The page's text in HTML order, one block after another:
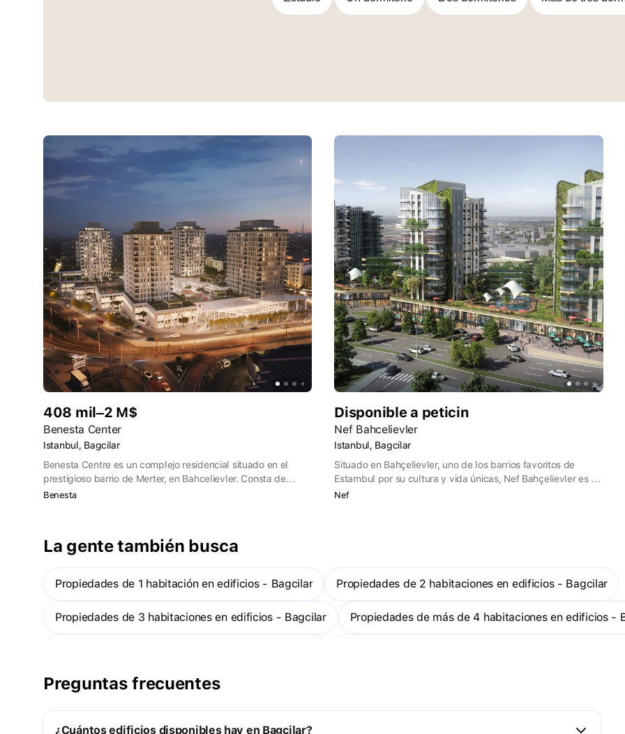
408 mil–2 M$
Benesta Center
Istanbul, Bagcilar
Benesta Centre es un complejo residencial situado en el
prestigioso barrio de Merter, en Bahcelievler. Consta de
cuatro bloques con nombres de capitales mundiales:
seguridad de los residentes también es una prioridad: el
proyecto han trabajado destacados arquitectos
internacionales, lo que ha garantizado su reconocimiento no
sólo en Turquía, sino también en Europa.
Benesta
Disponible a peticin
Nef Bahcelievler
Istanbul, Bagcilar
Situado en Bahçelievler, uno de los barrios favoritos de
Estambul por su cultura y vida únicas, Nef Bahçelievler es el
sello de SPDO Architects, uno de los mejores estudios de
Nef
La gente también busca
Propiedades de 1 habitación en edificios - Bagcilar Propiedades de 2 habitaciones en edificios - Bagcilar
Propiedades de 3 habitaciones en edificios - Bagcilar Propiedades de más de 4 habitaciones en edificios -
Más
Preguntas frecuentes
¿Cuántos edificios disponibles hay en Bagcilar?